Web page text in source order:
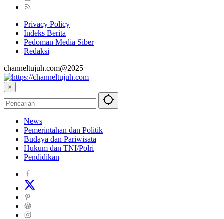
Privacy Policy
Indeks Berita
Pedoman Media Siber
Redaksi
channeltujuh.com@2025
×
News
Pemerintahan dan Politik
Budaya dan Pariwisata
Hukum dan TNI/Polri
Pendidikan